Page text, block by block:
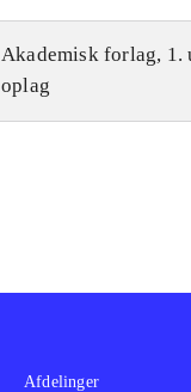
Akademisk forlag, 1.
oplag
Afdelinger